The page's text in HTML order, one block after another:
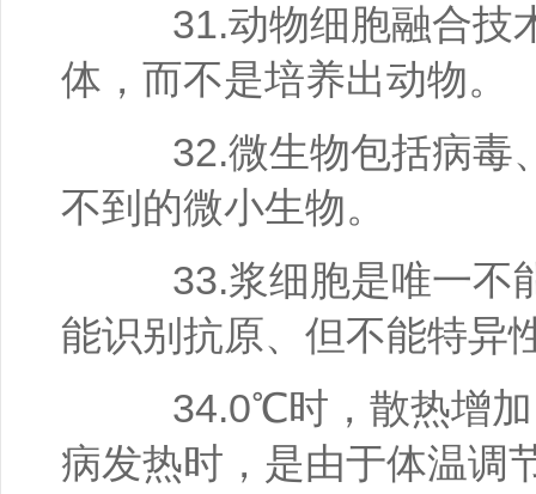
31.动物细胞融合技
体，而不是培养出动物。
32.微生物包括病毒
不到的微小生物。
33.浆细胞是唯一不
能识别抗原、但不能特异
34.0℃时，散热增加
病发热时，是由于体温调